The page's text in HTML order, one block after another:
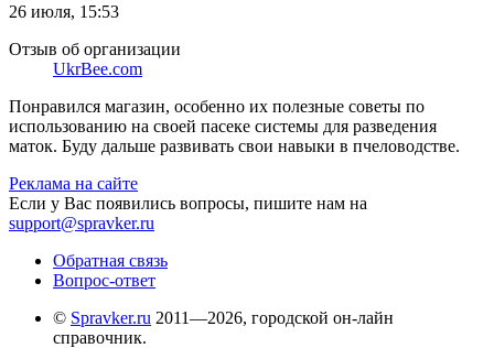
26 июля, 15:53
Отзыв об организации
UkrBee.com
Понравился магазин, особенно их полезные советы по
использованию на своей пасеке системы для разведения
маток. Буду дальше развивать свои навыки в пчеловодстве.
Реклама на сайте
Если у Вас появились вопросы, пишите нам на
support@spravker.ru
Обратная связь
Вопрос-ответ
© Spravker.ru 2011—2026, городской он-лайн
справочник.